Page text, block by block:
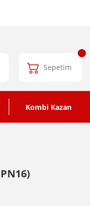
Sepetim
Kombi Kazan